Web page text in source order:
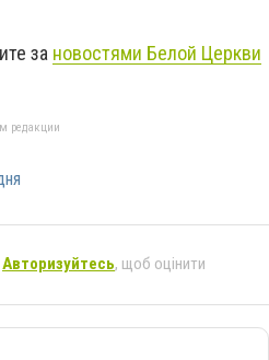
за новостями Белой Церкви
редакции
Авторизуйтесь, щоб оцінити